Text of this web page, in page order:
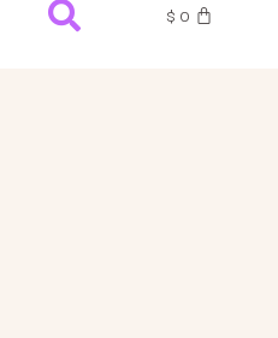
$ 0